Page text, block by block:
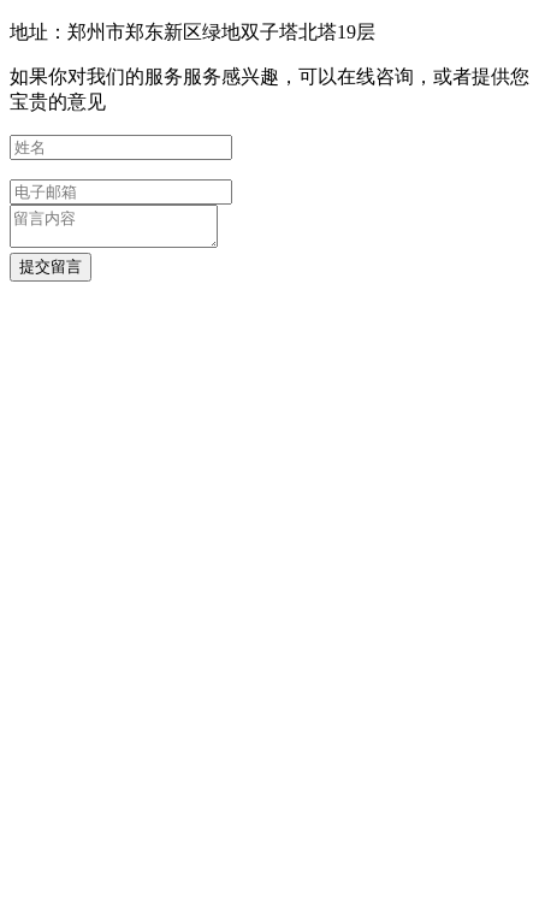
地址：郑州市郑东新区绿地双子塔北塔19层
如果你对我们的服务服务感兴趣，可以在线咨询，或者提供您
宝贵的意见
提交留言